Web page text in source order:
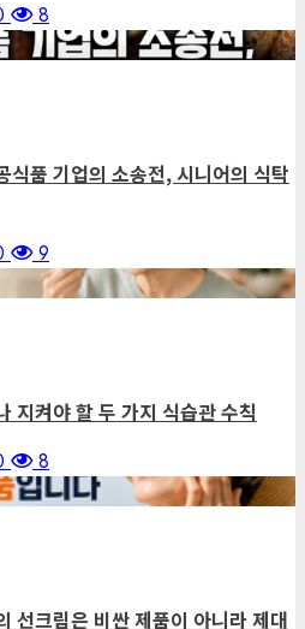
8
품 기업의 소송전, 시니어의 식탁
9
지켜야 할 두 가지 식습관 수칙
8
선크림은 비싼 제품이 아니라 제대